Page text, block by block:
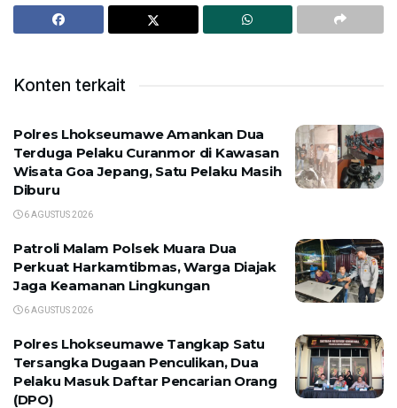
Konten terkait
Polres Lhokseumawe Amankan Dua
Terduga Pelaku Curanmor di Kawasan
Wisata Goa Jepang, Satu Pelaku Masih
Diburu
6 AGUSTUS 2026
Patroli Malam Polsek Muara Dua
Perkuat Harkamtibmas, Warga Diajak
Jaga Keamanan Lingkungan
6 AGUSTUS 2026
Polres Lhokseumawe Tangkap Satu
Tersangka Dugaan Penculikan, Dua
Pelaku Masuk Daftar Pencarian Orang
(DPO)